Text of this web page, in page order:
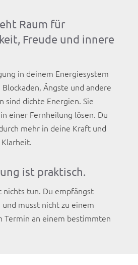
Raum für
Freude und innere
in deinem Energiesystem
Ängste und andere
sind dichte Energien. Sie
einer Fernheilung lösen. Du
mehr in deine Kraft und
ist praktisch.
nichts tun. Du empfängst
musst nicht zu einem
Termin an einem bestimmten